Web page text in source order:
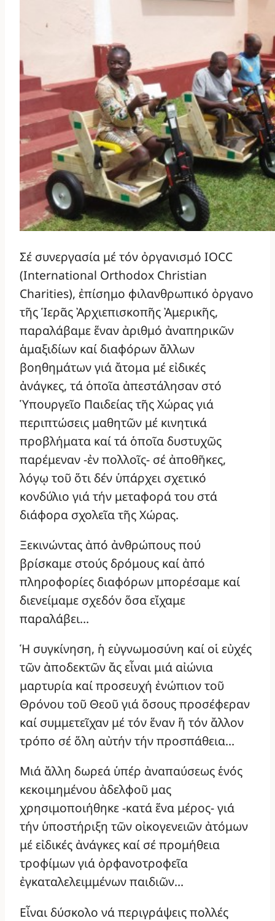
Σέ συνεργασία μέ τόν ὀργανισμό IOCC
(International Orthodox Christian
Charities), ἐπίσημο φιλανθρωπικό ὀργανο
τῆς Ἱερᾶς Ἀρχιεπισκοπῆς Ἀμερικῆς,
παραλάβαμε ἕναν ἀριθμό ἀναπηρικῶν
ἁμαξιδίων καί διαφόρων ἄλλων
βοηθημάτων γιά ἄτομα μέ εἰδικές
ἀνάγκες, τά ὁποῖα ἀπεστάλησαν στό
Ὑπουργεῖο Παιδείας τῆς Χώρας γιά
περιπτώσεις μαθητῶν μέ κινητικά
προβλήματα καί τά ὁποῖα δυστυχῶς
παρέμεναν -ἐν πολλοῖς- σέ ἀποθῆκες,
λόγῳ τοῦ ὅτι δέν ὑπάρχει σχετικό
κονδύλιο γιά τήν μεταφορά του στά
διάφορα σχολεῖα τῆς Χώρας.
Ξεκινώντας ἀπό ἀνθρώπους πού
βρίσκαμε στούς δρόμους καί ἀπό
πληροφορίες διαφόρων μπορέσαμε καί
διενείμαμε σχεδόν ὅσα εἴχαμε
παραλάβει…
Ἡ συγκίνηση, ἡ εὐγνωμοσύνη καί οἱ εὐχές
τῶν ἀποδεκτῶν ἄς εἶναι μιά αἰώνια
μαρτυρία καί προσευχή ἐνώπιον τοῦ
Θρόνου τοῦ Θεοῦ γιά ὅσους προσέφεραν
καί συμμετεῖχαν μέ τόν ἕναν ἥ τόν ἄλλον
τρόπο σέ ὅλη αὐτήν τήν προσπάθεια…
Μιά ἄλλη δωρεά ὑπέρ ἀναπαύσεως ἑνός
κεκοιμημένου ἀδελφοῦ μας
χρησιμοποιήθηκε -κατά ἕνα μέρος- γιά
τήν ὑποστήριξη τῶν οἰκογενειῶν ἀτόμων
μέ εἰδικές ἀνάγκες καί σέ προμήθεια
τροφίμων γιά ὀρφανοτροφεῖα
ἐγκαταλελειμμένων παιδιῶν…
Εἶναι δύσκολο νά περιγράψεις πολλές